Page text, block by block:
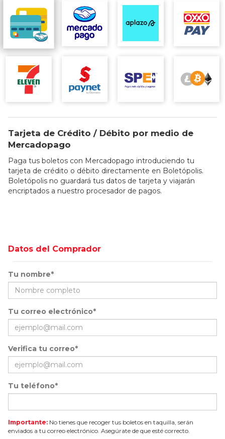
Tarjeta de Crédito / Débito por medio de
Mercadopago
Paga tus boletos con Mercadopago introduciendo tu
tarjeta de crédito o débito directamente en Boletópolis.
Boletópolis no guardará tus datos de tarjeta y viajarán
encriptados a nuestro procesador de pagos.
Datos del Comprador
Tu nombre*
Tu correo electrónico*
Verifica tu correo*
Tu teléfono*
Importante: No tienes que recoger tus boletos en taquilla, serán
enviados a tu correo electrónico. Asegúrate de que esté correcto.